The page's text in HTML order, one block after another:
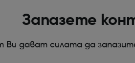
Запазете
Ви дават силата да